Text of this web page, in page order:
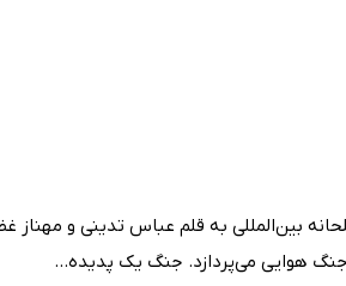
بین‌المللی به قلم عباس تدینی و مهناز
هوایی می‌پردازد. جنگ یک پدیده...